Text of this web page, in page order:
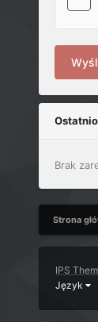
Brak
Strona
IPS
Język